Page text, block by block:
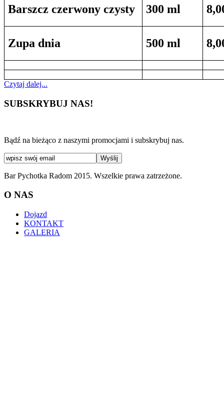
Barszcz czerwony czysty 300 ml
Zupa dnia 500 ml
Czytaj dalej...
SUBSKRYBUJ NAS!
Bądź na bieżąco z naszymi promocjami i subskrybuj nas.
Bar Pychotka Radom 2015. Wszelkie prawa zatrzeżone.
O NAS
Dojazd
KONTAKT
GALERIA